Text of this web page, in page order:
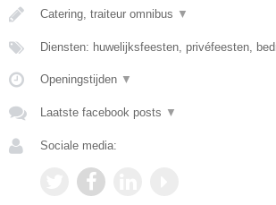
Catering, traiteur omnibus ▼
Diensten: huwelijksfeesten, privéfeesten,
Openingstijden ▼
Laatste facebook posts ▼
Sociale media: